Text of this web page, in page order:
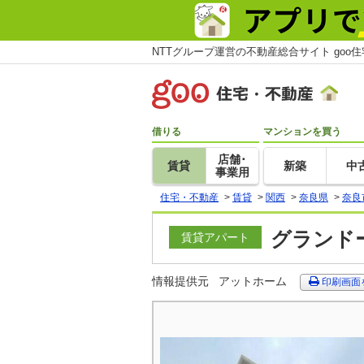
NTTグループ運営の不動産総合サイト goo
借りる
賃貸
店舗･
事業用
マンションを買う
新築 中
住宅・不動産 > 賃貸 > 関西 > 奈良県 > 奈良
賃貸アパート グランド
情報提供元 アットホーム 印刷画面